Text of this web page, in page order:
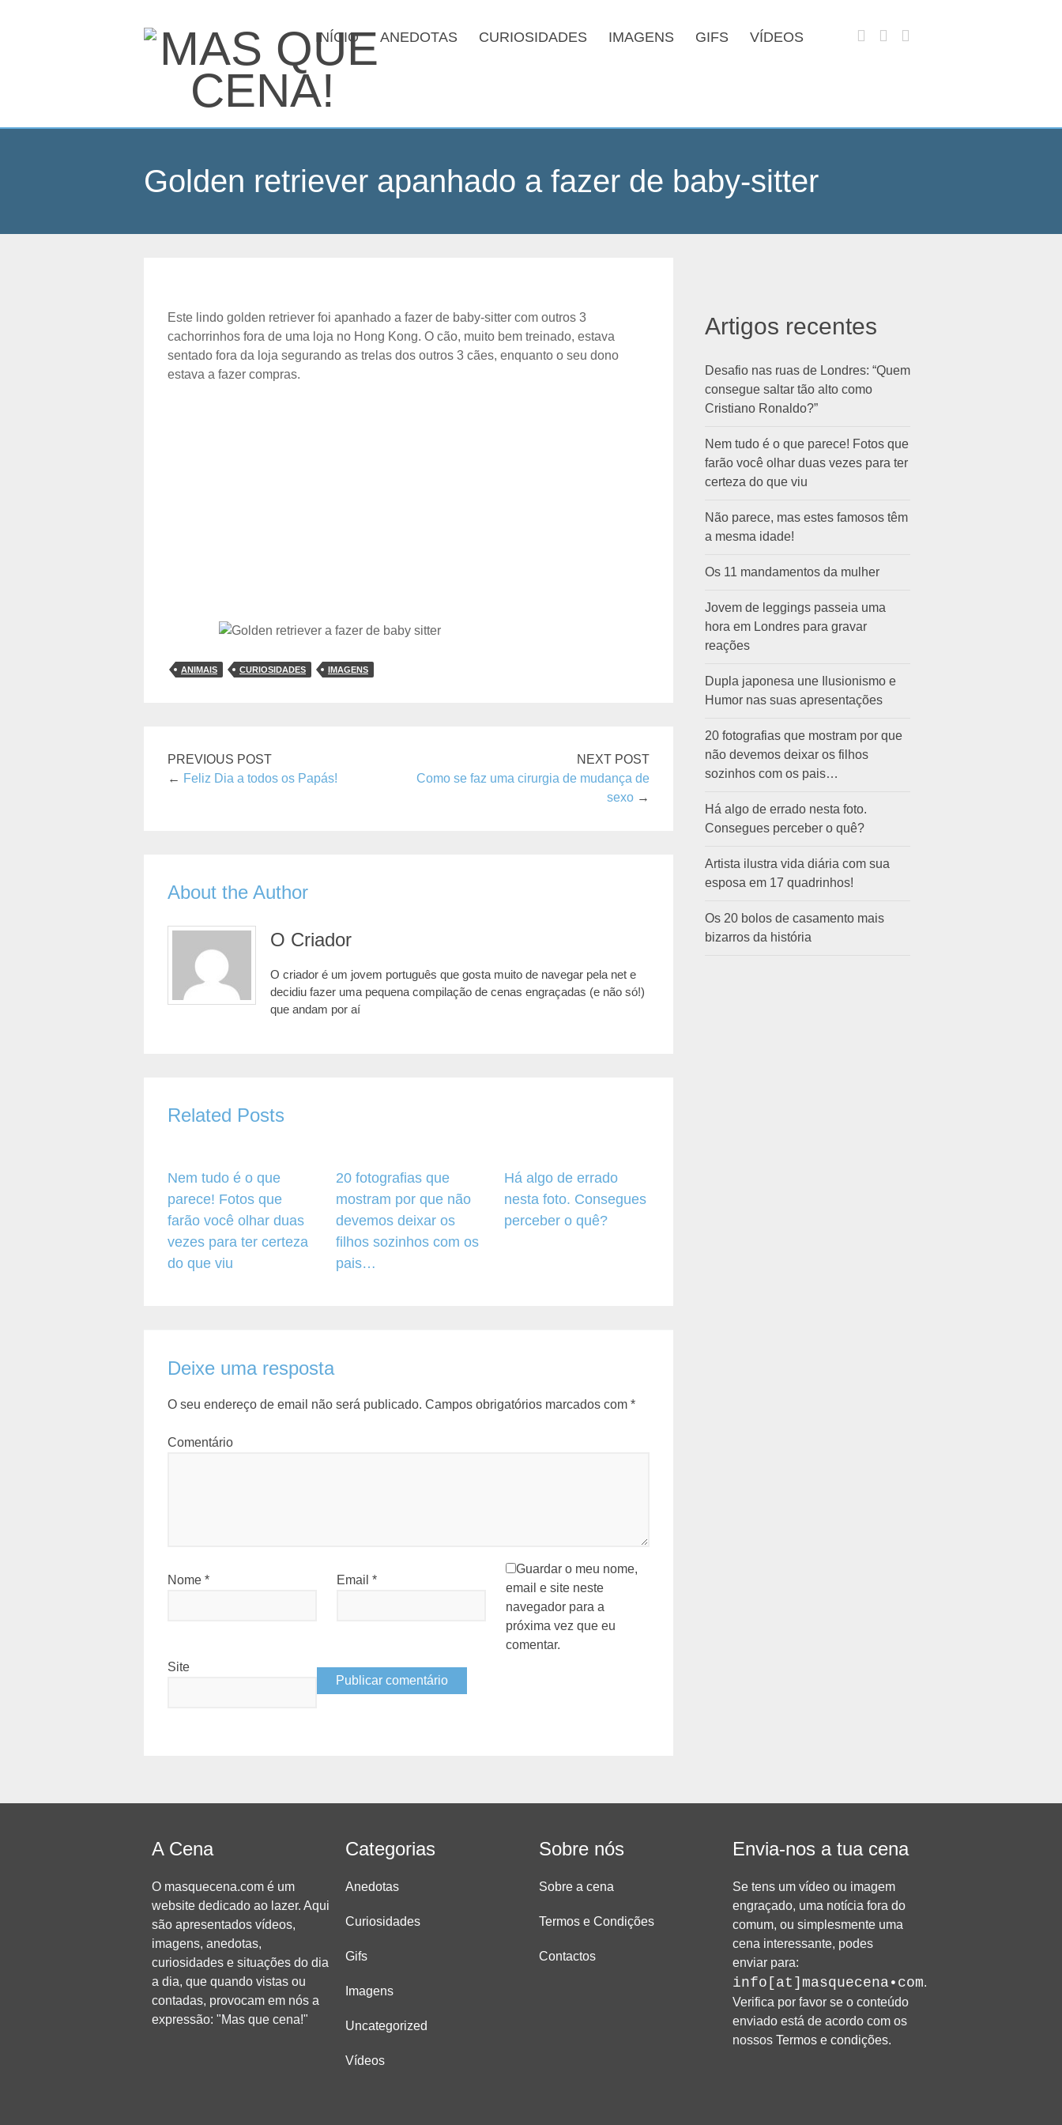
INÍCIO ANEDOTAS CURIOSIDADES IMAGENS GIFS VÍDEOS
Golden retriever apanhado a fazer de baby-sitter
Este lindo golden retriever foi apanhado a fazer de baby-sitter com outros 3
cachorrinhos fora de uma loja no Hong Kong. O cão, muito bem treinado, estava
sentado fora da loja segurando as trelas dos outros 3 cães, enquanto o seu dono
estava a fazer compras.
ANIMAIS CURIOSIDADES IMAGENS
PREVIOUS POST
← Feliz Dia a todos os Papás!
NEXT POST
Como se faz uma cirurgia de mudança de
sexo →
About the Author
O Criador
O criador é um jovem português que gosta muito de navegar pela net e
decidiu fazer uma pequena compilação de cenas engraçadas (e não só!)
que andam por aí
Related Posts
Nem tudo é o que
parece! Fotos que
farão você olhar duas
vezes para ter certeza
do que viu
20 fotografias que
mostram por que não
devemos deixar os
filhos sozinhos com os
pais…
Há algo de errado
nesta foto. Consegues
perceber o quê?
Deixe uma resposta
O seu endereço de email não será publicado. Campos obrigatórios marcados com *
Comentário
Nome * Email*
Site
Guardar o meu nome,
email e site neste
navegador para a
próxima vez que eu
comentar.
Artigos recentes
Desafio nas ruas de Londres: “Quem
consegue saltar tão alto como
Cristiano Ronaldo?”
Nem tudo é o que parece! Fotos que
farão você olhar duas vezes para ter
certeza do que viu
Não parece, mas estes famosos têm
a mesma idade!
Os 11 mandamentos da mulher
Jovem de leggings passeia uma
hora em Londres para gravar
reações
Dupla japonesa une Ilusionismo e
Humor nas suas apresentações
20 fotografias que mostram por que
não devemos deixar os filhos
sozinhos com os pais…
Há algo de errado nesta foto.
Consegues perceber o quê?
Artista ilustra vida diária com sua
esposa em 17 quadrinhos!
Os 20 bolos de casamento mais
bizarros da história
A Cena
O masquecena.com é um
website dedicado ao lazer. Aqui
são apresentados vídeos,
imagens, anedotas,
curiosidades e situações do dia
a dia, que quando vistas ou
contadas, provocam em nós a
expressão: "Mas que cena!"
Categorias
Anedotas
Curiosidades
Gifs
Imagens
Uncategorized
Vídeos
Sobre nós
Sobre a cena
Termos e Condições
Contactos
Envia-nos a tua cena
Se tens um vídeo ou imagem
engraçado, uma notícia fora do
comum, ou simplesmente uma
cena interessante, podes
enviar para:
info[at]masquecena•com.
Verifica por favor se o conteúdo
enviado está de acordo com os
nossos Termos e condições.